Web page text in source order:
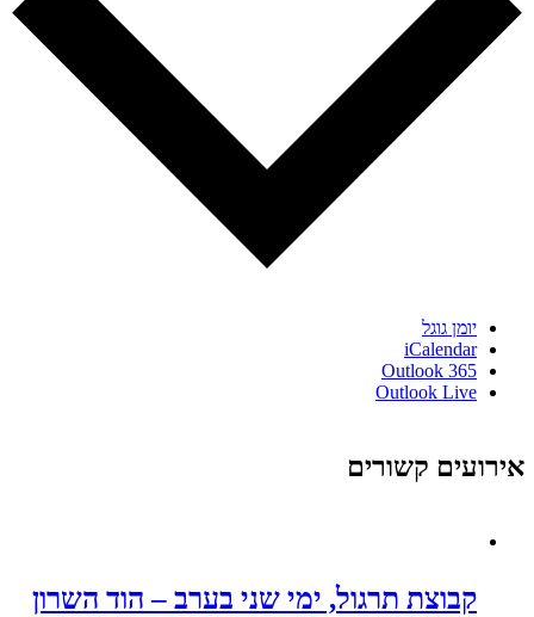
יומן גוגל
iCalendar
Outlook 365
Outlook Live
אירועים קשורים
קבוצת תרגול, ימי שני בערב – הוד השרון